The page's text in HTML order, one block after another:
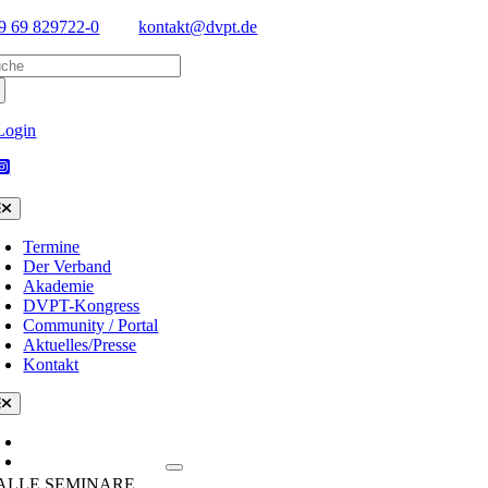
Skip
content
69 829722-0
kontakt@dvpt.de
Termine
Der Verband
Akademie
DVPT-Kongress
Community / Portal
Aktuelles/Presse
Kontakt
Seminare & Themen
SEMINARE